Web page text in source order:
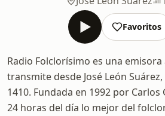
Favoritos
Radio Folclorísimo es una
transmite desde José León
1410. Fundada en 1992 por
24 horas del día lo mejor del